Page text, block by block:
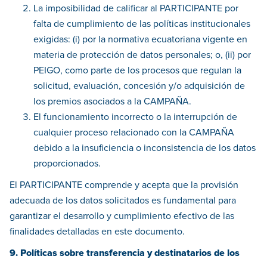
La imposibilidad de calificar al PARTICIPANTE por
falta de cumplimiento de las políticas institucionales
exigidas: (i) por la normativa ecuatoriana vigente en
materia de protección de datos personales; o, (ii) por
PEIGO, como parte de los procesos que regulan la
solicitud, evaluación, concesión y/o adquisición de
los premios asociados a la CAMPAÑA.
El funcionamiento incorrecto o la interrupción de
cualquier proceso relacionado con la CAMPAÑA
debido a la insuficiencia o inconsistencia de los datos
proporcionados.
El PARTICIPANTE comprende y acepta que la provisión
adecuada de los datos solicitados es fundamental para
garantizar el desarrollo y cumplimiento efectivo de las
finalidades detalladas en este documento.
9. Políticas sobre transferencia y destinatarios de los